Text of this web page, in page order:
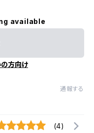
available
方向け
通報する
(4)